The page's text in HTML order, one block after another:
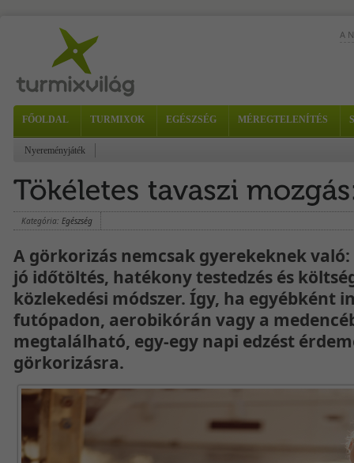
A
FŐOLDAL TURMIXOK EGÉSZSÉG MÉREGTELENÍTÉS
Nyereményjáték
Kategória: Egészség
A görkorizás nemcsak gyerekeknek
jó időtöltés, hatékony testedzés és
közlekedési módszer. Így, ha egyébként
futópadon, aerobikórán vagy a
megtalálható, egy-egy napi edzést
görkorizásra.